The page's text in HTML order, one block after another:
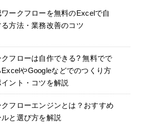
ークフローを無料のExcelで自
方法・業務改善のコツ
クフローは自作できる? 無料でで
ExcelやGoogleなどでのつくり方
ント・コツを解説
クフローエンジンとは？おすすめ
と選び方を解説